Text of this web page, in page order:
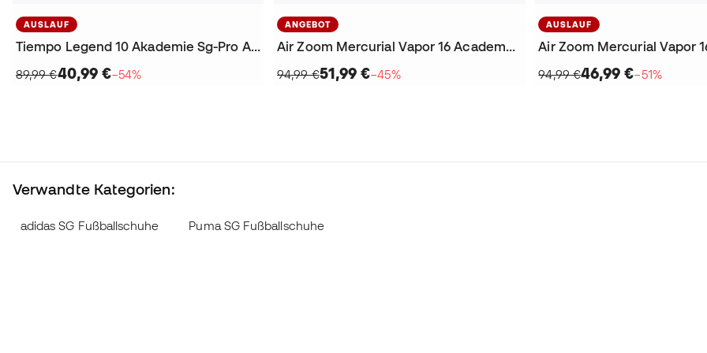
AUSLAUF
Tiempo Legend 10 Akademie Sg-Pro Anti-Clog Fußballschuhe
89,99 €40,99 €−54%
ANGEBOT
Air Zoom Mercurial Vapor 16 Academy SG-Pro Anti-Clog Fußballschuhe
94,99 €51,99 €−45%
AUSLAUF
94,99 €46,99 €−51%
Verwandte Kategorien:
adidas SG Fußballschuhe Puma SG Fußballschuhe